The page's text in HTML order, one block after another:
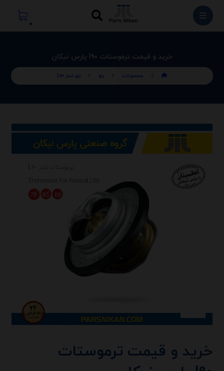
خرید و قیمت ترموستات l۹۰ پارس نیکان
محصولات رنو رنو تندر L۹۰
خرید و قیمت ترموستات